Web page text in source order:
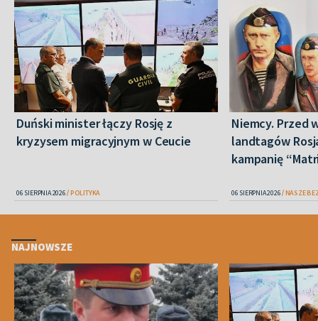
Duński minister łączy Rosję z
kryzysem migracyjnym w Ceucie
06 SIERPNIA 2026 POLITYKA
Niemcy. Przed
landtagów
kampanię
06 SIERPNIA 2026 NASZE
NAJNOWSZE